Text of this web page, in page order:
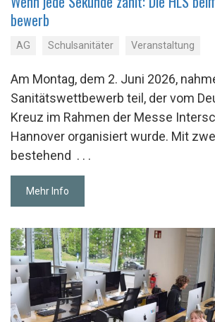
be­werb
AG Schulsanitäter Veranstaltung
Am Montag, dem 2. Juni 2026,
Sanitätswettbewerb teil, der vom
Kreuz im Rahmen der Messe
Hannover organisiert wurde. Mit
bestehend . . .
Mehr Info